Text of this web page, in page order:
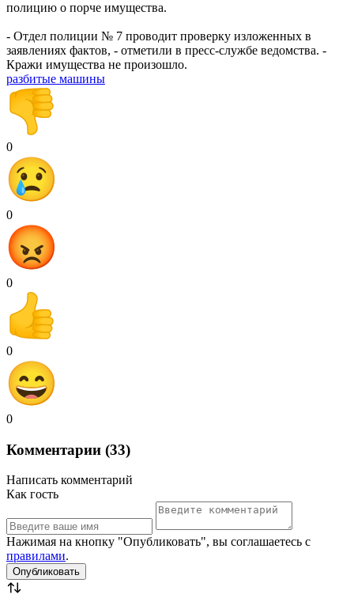
полицию о порче имущества.
- Отдел полиции № 7 проводит проверку изложенных в
заявлениях фактов, - отметили в пресс-службе ведомства. -
Кражи имущества не произошло.
разбитые машины
0
0
0
0
0
Комментарии (33)
Написать комментарий
Как гость
Нажимая на кнопку "Опубликовать", вы соглашаетесь с
правилами.